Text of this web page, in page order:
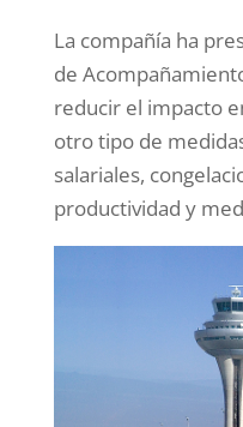
La compañía ha
de
reducir el impacto
otro tipo de
salariales,
productividad y